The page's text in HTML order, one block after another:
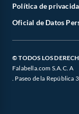
Política de
Oficial de Datos
© TODOS LOS
Falabella.com S.A.C. A
. Paseo de la República